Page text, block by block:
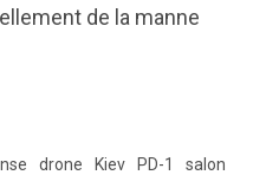
de la manne
drone Kiev PD-1
salon